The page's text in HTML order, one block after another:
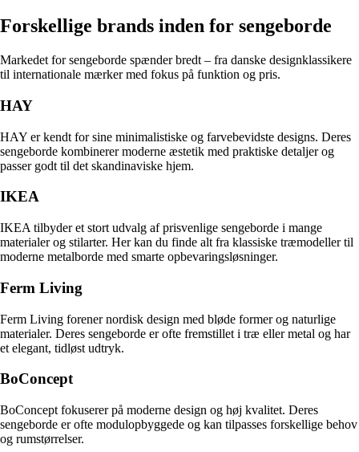
Forskellige brands inden for sengeborde
Markedet for sengeborde spænder bredt – fra danske designklassikere
til internationale mærker med fokus på funktion og pris.
HAY
HAY er kendt for sine minimalistiske og farvebevidste designs. Deres
sengeborde kombinerer moderne æstetik med praktiske detaljer og
passer godt til det skandinaviske hjem.
IKEA
IKEA tilbyder et stort udvalg af prisvenlige sengeborde i mange
materialer og stilarter. Her kan du finde alt fra klassiske træmodeller til
moderne metalborde med smarte opbevaringsløsninger.
Ferm Living
Ferm Living forener nordisk design med bløde former og naturlige
materialer. Deres sengeborde er ofte fremstillet i træ eller metal og har
et elegant, tidløst udtryk.
BoConcept
BoConcept fokuserer på moderne design og høj kvalitet. Deres
sengeborde er ofte modulopbyggede og kan tilpasses forskellige behov
og rumstørrelser.